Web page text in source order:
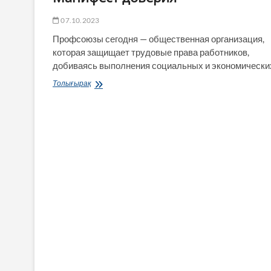
07.10.2023
Профсоюзы сегодня — общественная организация,
которая защищает трудовые права работников,
добиваясь выполнения социальных и
ТолығырақМанифест